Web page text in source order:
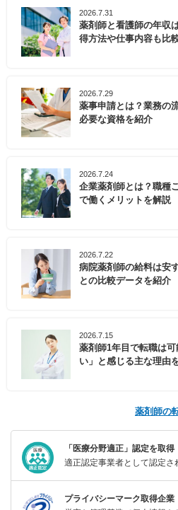
2026.7.31
薬剤師と看護師の年収
得方法や仕事内容も比
2026.7.29
薬事申請とは？業務の
必要な資格を紹介
2026.7.24
企業薬剤師とは？職種
で働くメリットを解説
2026.7.22
病院薬剤師の給料は安
との比較データを紹介
2026.7.15
薬剤師1年目で転職は
い」と感じる主な理由
薬剤師の
「医療分野適正」認定を取得
適正認定事業者として認定さ
プライバシーマーク取得企業